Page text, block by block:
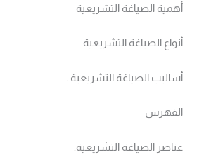
أهمية الصياغة التشريعية
أنواع الصياغة التشريعية
أساليب الصياغة التشريعية .
الفهرس
عناصر الصياغة التشريعية.